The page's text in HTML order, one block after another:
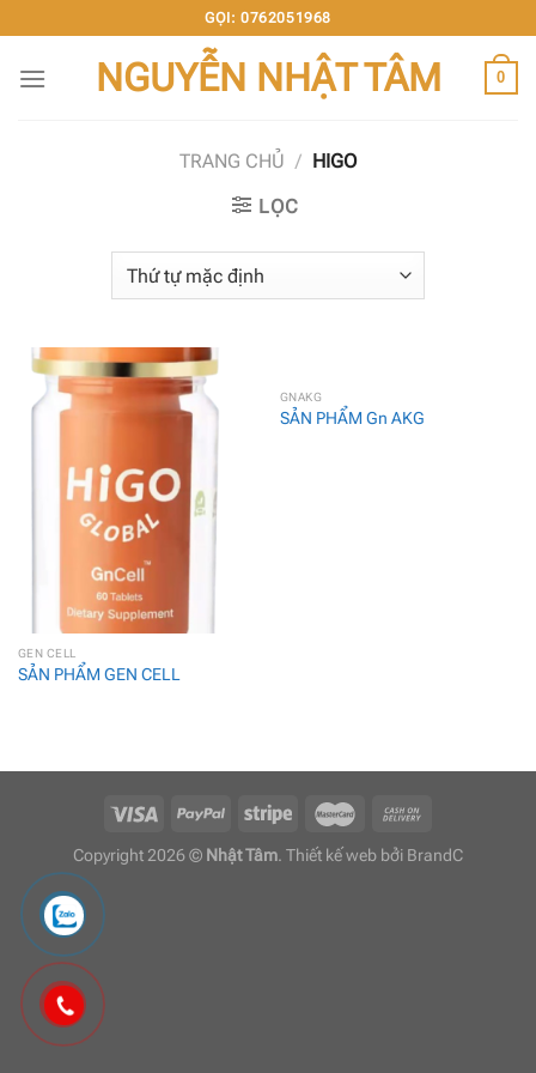
đến
nội
GỌI: 0762051968
NGUYỄN NHẬT TÂM 0
TRANG CHỦ / HIGO
LỌC
GEN CELL
SẢN PHẨM GEN CELL
GNAKG
SẢN PHẨM Gn AKG
Copyright 2026 © Nhật Tâm. Thiết kế web bởi BrandC